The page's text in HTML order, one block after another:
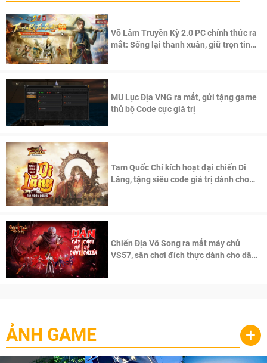
Võ Lâm Truyền Kỳ 2.0 PC chính thức ra
mắt: Sống lại thanh xuân, giữ trọn tinh
MU Lục Địa VNG ra mắt, gửi tặng game
thủ bộ Code cực giá trị
Tam Quốc Chí kích hoạt đại chiến Di
Lăng, tặng siêu code giá trị dành cho
Chiến Địa Vô Song ra mắt máy chủ
VS57, sân chơi đích thực dành cho dân
ẢNH GAME +